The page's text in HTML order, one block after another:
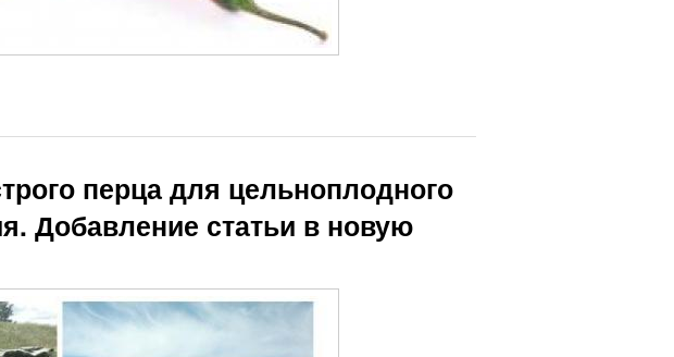
перца для цельноплодного
Добавление статьи в новую